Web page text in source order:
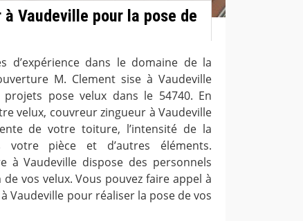
Vaudeville pour la pose de
d’expérience dans le domaine de la
M. Clement sise à Vaudeville
pose velux dans le 54740. En
velux, couvreur zingueur à Vaudeville
de votre toiture, l’intensité de la
votre pièce et d’autres éléments.
à Vaudeville dispose des personnels
vos velux. Vous pouvez faire appel à
Vaudeville pour réaliser la pose de vos